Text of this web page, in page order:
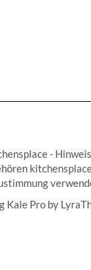
-
Kale Proby